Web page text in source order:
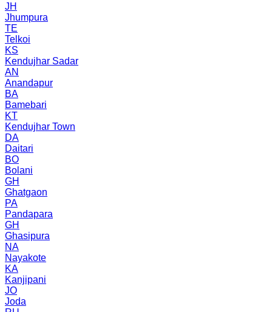
JH
Jhumpura
TE
Telkoi
KS
Kendujhar Sadar
AN
Anandapur
BA
Bamebari
KT
Kendujhar Town
DA
Daitari
BO
Bolani
GH
Ghatgaon
PA
Pandapara
GH
Ghasipura
NA
Nayakote
KA
Kanjipani
JO
Joda